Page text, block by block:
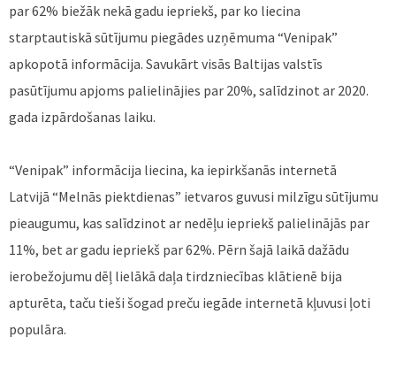
par 62% biežāk nekā gadu iepriekš, par ko liecina
starptautiskā sūtījumu piegādes uzņēmuma “Venipak”
apkopotā informācija. Savukārt visās Baltijas valstīs
pasūtījumu apjoms palielinājies par 20%, salīdzinot ar 2020.
gada izpārdošanas laiku.
“Venipak” informācija liecina, ka iepirkšanās internetā
Latvijā “Melnās piektdienas” ietvaros guvusi milzīgu sūtījumu
pieaugumu, kas salīdzinot ar nedēļu iepriekš palielinājās par
11%, bet ar gadu iepriekš par 62%. Pērn šajā laikā dažādu
ierobežojumu dēļ lielākā daļa tirdzniecības klātienē bija
apturēta, taču tieši šogad preču iegāde internetā kļuvusi ļoti
populāra.